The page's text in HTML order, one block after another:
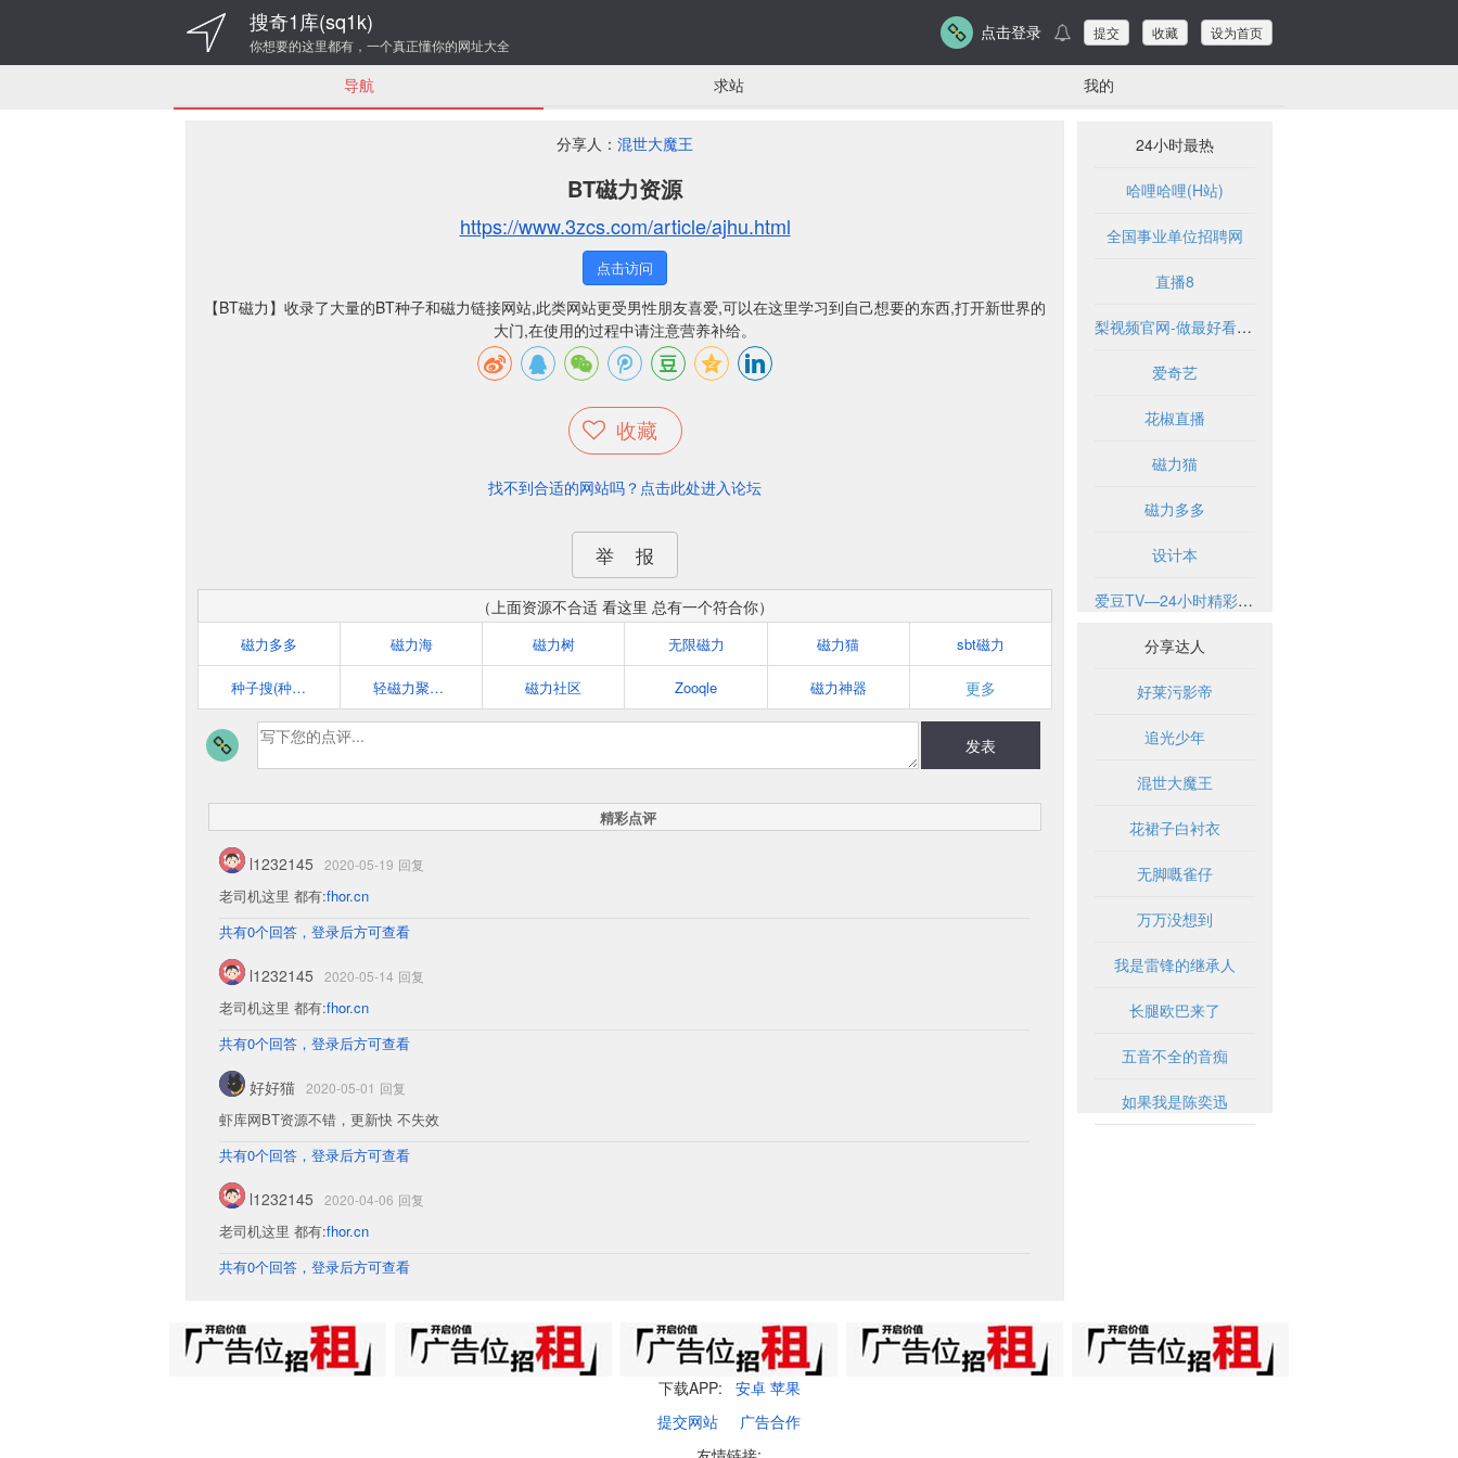
搜奇1库(sq1k)
你想要的这里都有，一个真正懂你的网址大全
点击登录 提交 收藏 设为首页
导航 求站 我的
分享人： 混世大魔王
BT磁力资源
https://www.3zcs.com/article/ajhu.html
点击访问
【BT磁力】收录了大量的BT种子和磁力链接网站,此类网站更受男性朋友喜爱,可以在这里学习到自己想要的东西,打开新世界的
大门,在使用的过程中请注意营养补给。
收藏
找不到合适的网站吗？点击此处进入论坛
举 报
（上面资源不合适 看这里 总有一个符合你）
磁力多多 磁力海 磁力树 无限磁力 磁力猫 sbt磁力
种子搜(种子帝) 轻磁力聚合搜索引擎 磁力社区 Zooqle 磁力神器 更多
发表
精彩点评
l1232145 2020-05-19 回复
老司机这里 都有:fhor.cn
共有0个回答，登录后方可查看
l1232145 2020-05-14 回复
老司机这里 都有:fhor.cn
共有0个回答，登录后方可查看
好好猫 2020-05-01 回复
虾库网BT资源不错，更新快 不失效
共有0个回答，登录后方可查看
l1232145 2020-04-06 回复
老司机这里 都有:fhor.cn
共有0个回答，登录后方可查看
24小时最热
哈哩哈哩(H站)
全国事业单位招聘网
直播8
梨视频官网-做最好看的资讯短视频-Pear Video
爱奇艺
花椒直播
磁力猫
磁力多多
设计本
爱豆TV—24小时精彩不断
分享达人
好莱污影帝
追光少年
混世大魔王
花裙子白衬衣
无脚嘅雀仔
万万没想到
我是雷锋的继承人
长腿欧巴来了
五音不全的音痴
如果我是陈奕迅
下载APP: 安卓 苹果
提交网站
广告合作